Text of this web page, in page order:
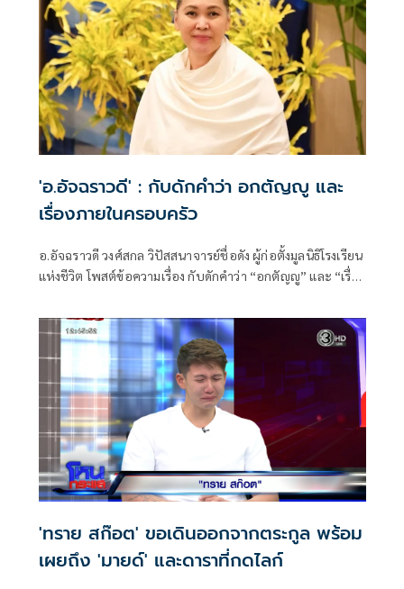
'อ.อัจฉราวดี' : กับดักคำว่า อกตัญญู และ
เรื่องภายในครอบครัว
อ.อัจฉราวดี วงศ์สกล วิปัสสนาจารย์ชื่อดัง ผู้ก่อตั้งมูลนิธิโรงเรียน
แห่งชีวิต โพสต์ข้อความเรื่อง กับดักคำว่า “อกตัญญู” และ “เรื่อง
'ทราย สก๊อต' ขอเดินออกจากตระกูล พร้อม
เผยถึง 'มายด์' และดาราที่กดไลก์